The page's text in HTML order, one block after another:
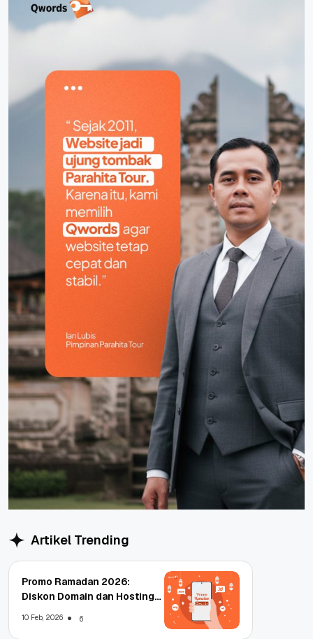
Artikel Trending
Promo Ramadan 2026:
Diskon Domain dan Hosting
10 Feb, 2026 6